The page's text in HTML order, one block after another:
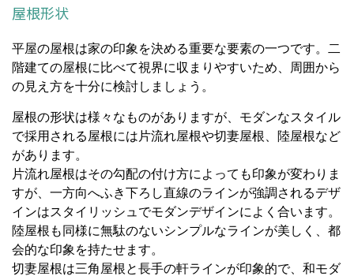
屋根形状
平屋の屋根は家の印象を決める重要な要素の一つです。二
階建ての屋根に比べて視界に収まりやすいため、周囲から
の見え方を十分に検討しましょう。
屋根の形状は様々なものがありますが、モダンなスタイル
で採用される屋根には片流れ屋根や切妻屋根、陸屋根など
があります。
片流れ屋根はその勾配の付け方によっても印象が変わりま
すが、一方向へふき下ろし直線のラインが強調されるデザ
インはスタイリッシュでモダンデザインによく合います。
陸屋根も同様に無駄のないシンプルなラインが美しく、都
会的な印象を持たせます。
切妻屋根は三角屋根と長手の軒ラインが印象的で、和モダ